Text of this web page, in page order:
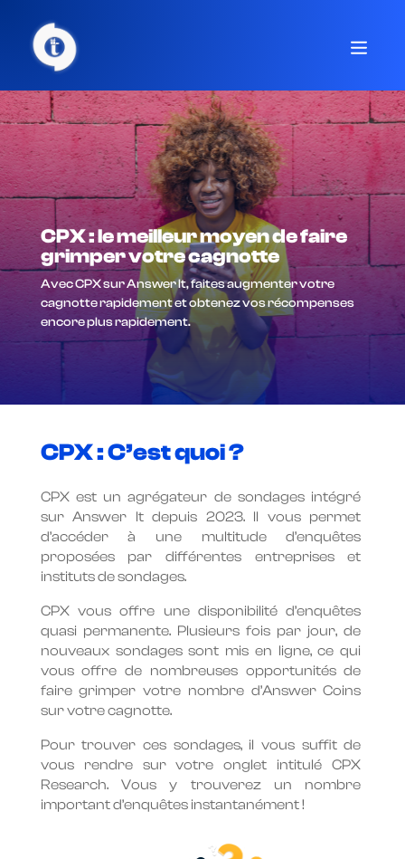
CPX : le meilleur moyen de faire
grimper votre cagnotte
Avec CPX sur Answer It, faites augmenter votre
cagnotte rapidement et obtenez vos récompenses
encore plus rapidement.
CPX : C’est quoi ?
CPX est un agrégateur de sondages intégré
sur Answer It depuis 2023. Il vous permet
d’accéder à une multitude d’enquêtes
proposées par différentes entreprises et
instituts de sondages.
CPX vous offre une disponibilité d’enquêtes
quasi permanente. Plusieurs fois par jour, de
nouveaux sondages sont mis en ligne, ce qui
vous offre de nombreuses opportunités de
faire grimper votre nombre d’Answer Coins
sur votre cagnotte.
Pour trouver ces sondages, il vous suffit de
vous rendre sur votre onglet intitulé CPX
Research. Vous y trouverez un nombre
important d’enquêtes instantanément !